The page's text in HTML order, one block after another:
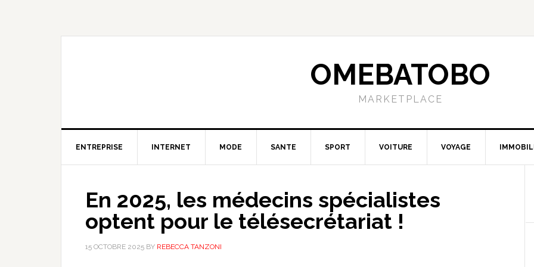
OMEBATOBO
MARKETPLACE
ENTREPRISE INTERNET MODE SANTE SPORT VOITURE VOYAGE
En 2025, les médecins spécialistes
optent pour le télésecrétariat !
15 OCTOBRE 2025 BY REBECCA TANZONI